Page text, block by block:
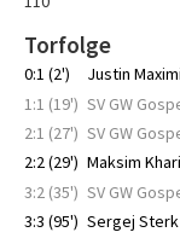
Torfolge
0:1 (2') Justin
1:1 (19') SV GW
2:1 (27') SV GW
2:2 (29') Maksim
3:2 (35') SV GW
3:3 (95') Sergej Sterk